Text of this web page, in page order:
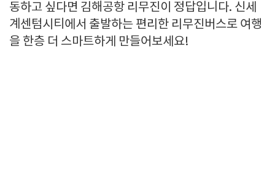
동하고 싶다면 김해공항 리무진이 정답입니다. 신세
계센텀시티에서 출발하는 편리한 리무진버스로 여행
을 한층 더 스마트하게 만들어보세요!